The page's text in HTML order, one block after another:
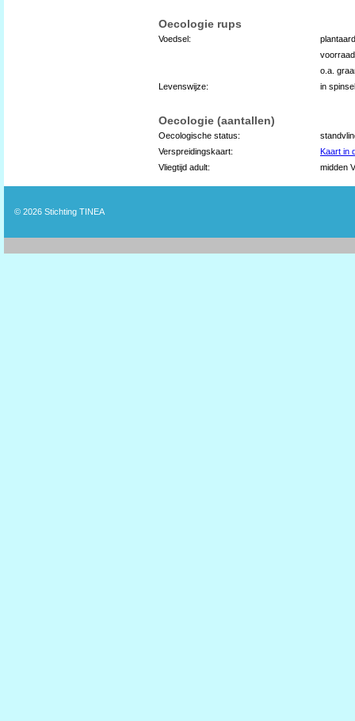
Oecologie rups
Voedsel:
o.a.
Levenswijze:
in
Oecologie (aantallen)
Oecologische status:
Verspreidingskaart:
Kaart in
Vliegtijd adult:
midden
© 2026 Stichting TINEA